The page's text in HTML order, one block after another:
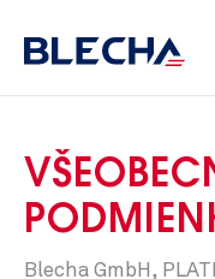
Blecha GmbH,